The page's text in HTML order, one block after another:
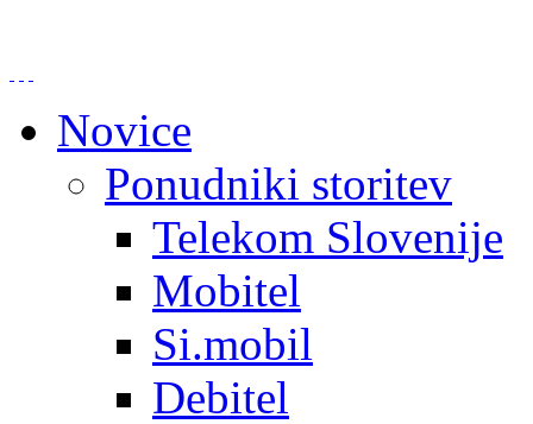
Novice
Ponudniki storitev
Telekom Slovenije
Mobitel
Si.mobil
Debitel